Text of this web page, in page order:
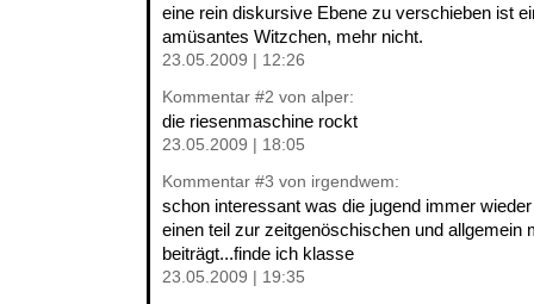
eine rein diskursive Ebene zu verschieben ist
amüsantes Witzchen, mehr nicht.
23.05.2009 | 12:26
Kommentar #2 von alper:
die riesenmaschine rockt
23.05.2009 | 18:05
Kommentar #3 von irgendwem:
schon interessant was die jugend immer
einen teil zur zeitgenöschischen und allgemein
beiträgt...finde ich klasse
23.05.2009 | 19:35